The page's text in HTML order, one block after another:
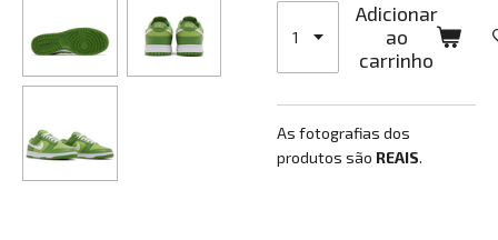
Adicionar
ao
carrinho
As fotografias dos
produtos são REAIS.